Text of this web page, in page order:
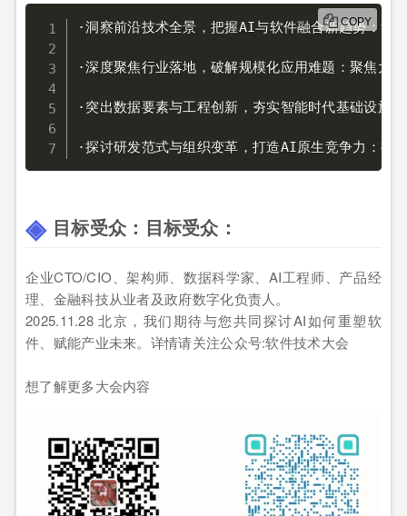
·洞察前沿技术全景，把握AI与软件融合新趋势：
·深度聚焦行业落地，破解规模化应用难题：聚焦大
·突出数据要素与工程创新，夯实智能时代基础设施
·探讨研发范式与组织变革，打造AI原生竞争力：探
COPY
目标受众：目标受众：
企业CTO/CIO、架构师、数据科学家、AI工程师、产品经
理、金融科技从业者及政府数字化负责人。
2025.11.28 北京，我们期待与您共同探讨AI如何重塑软
件、赋能产业未来。详情请关注公众号:软件技术大会
想了解更多大会内容